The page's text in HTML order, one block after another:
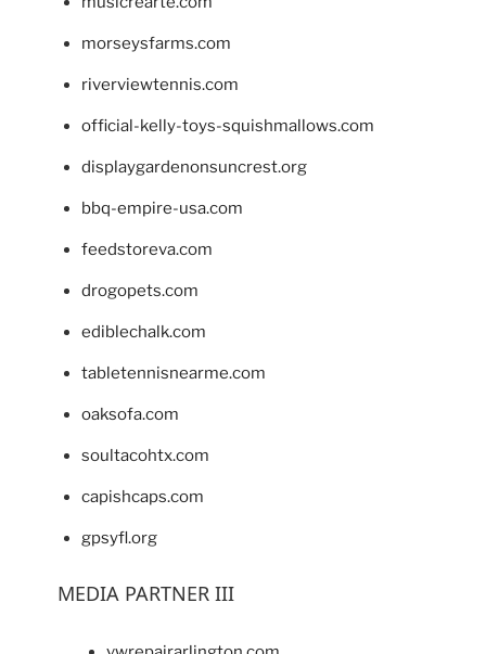
morseysfarms.com
riverviewtennis.com
official-kelly-toys-squishmallows.com
displaygardenonsuncrest.org
bbq-empire-usa.com
feedstoreva.com
drogopets.com
ediblechalk.com
tabletennisnearme.com
oaksofa.com
soultacohtx.com
capishcaps.com
gpsyfl.org
MEDIA PARTNER III